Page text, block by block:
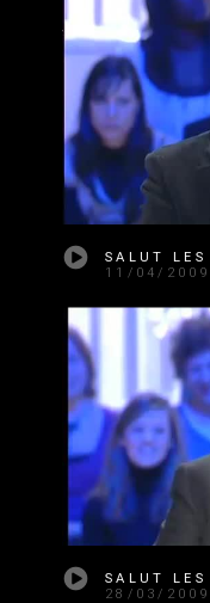
11/04/2009
28/03/2009